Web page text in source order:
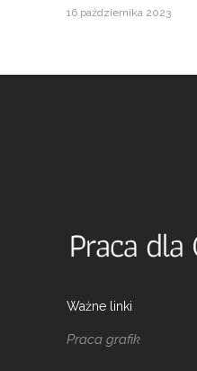
16 października 2023
Ważne linki
Praca grafik